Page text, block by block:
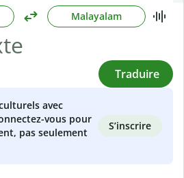
Malayalam
Traduire
avec
vous pour
pas seulement
S’inscrire